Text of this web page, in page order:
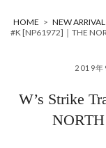
HOME > NEW ARRIVAL
#K [NP61972]｜THE
2019年
W’s Strike